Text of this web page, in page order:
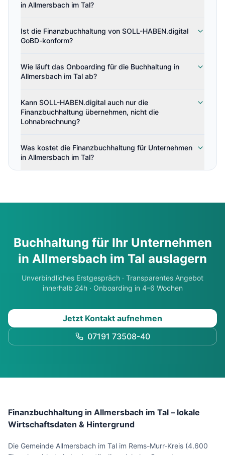
in Allmersbach im Tal?
Ist die Finanzbuchhaltung von SOLL-HABEN.digital
GoBD-konform?
Wie läuft das Onboarding für die Buchhaltung in
Allmersbach im Tal ab?
Kann SOLL-HABEN.digital auch nur die
Finanzbuchhaltung übernehmen, nicht die
Lohnabrechnung?
Was kostet die Finanzbuchhaltung für Unternehmen
in Allmersbach im Tal?
Buchhaltung für Ihr Unternehmen
in Allmersbach im Tal auslagern
Unverbindliches Erstgespräch · Transparentes Angebot
innerhalb 24h · Onboarding in 4–6 Wochen
Jetzt Kontakt aufnehmen
07191 73508-40
Finanzbuchhaltung in Allmersbach im Tal – lokale
Wirtschaftsdaten & Hintergrund
Die Gemeinde Allmersbach im Tal im Rems-Murr-Kreis (4.600